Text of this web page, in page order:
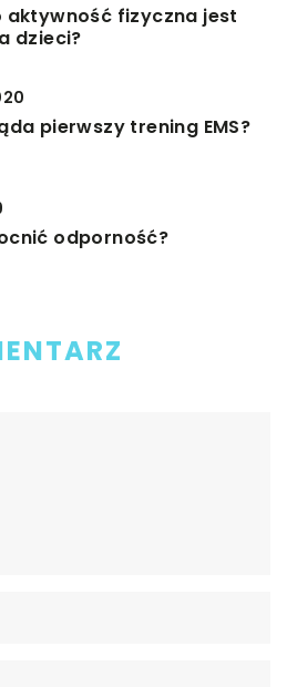
aktywność fizyczna jest
dzieci?
pierwszy trening EMS?
odporność?